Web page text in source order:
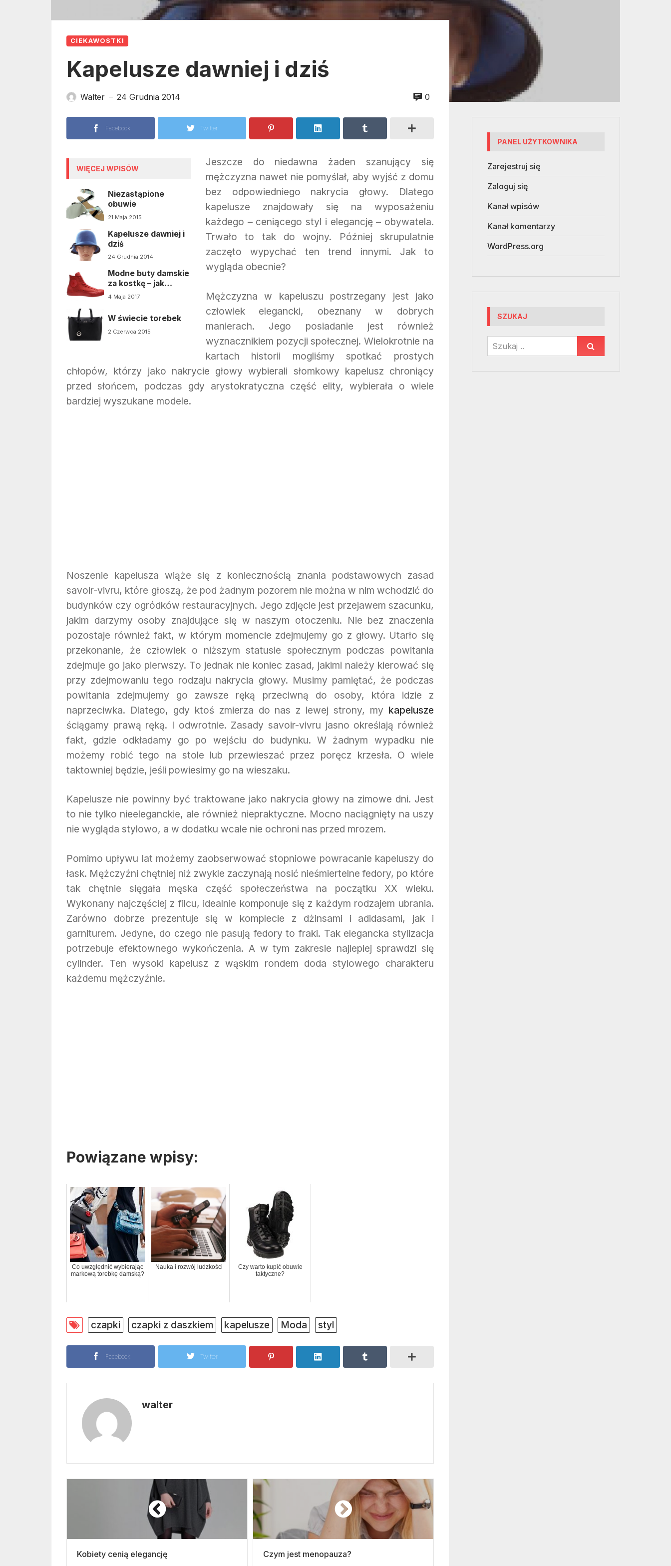
CIEKAWOSTKI
Kapelusze dawniej i dziś
Walter — 24 Grudnia 2014 0
Facebook Twitter
WIĘCEJ WPISÓW
Niezastąpione
obuwie
21 Maja 2015
Kapelusze dawniej i
dziś
24 Grudnia 2014
Modne buty damskie
za kostkę – jak
nosić?
4 Maja 2017
W świecie torebek
2 Czerwca 2015
Jeszcze do niedawna żaden szanujący się
mężczyzna nawet nie pomyślał, aby wyjść z domu
bez odpowiedniego nakrycia głowy. Dlatego
kapelusze znajdowały się na wyposażeniu
każdego – ceniącego styl i elegancję – obywatela.
Trwało to tak do wojny. Później skrupulatnie
zaczęto wypychać ten trend innymi. Jak to
wygląda obecnie?
Mężczyzna w kapeluszu postrzegany jest jako
człowiek elegancki, obeznany w dobrych
manierach. Jego posiadanie jest również
wyznacznikiem pozycji społecznej. Wielokrotnie na
kartach historii mogliśmy spotkać prostych
chłopów, którzy jako nakrycie głowy wybierali słomkowy kapelusz chroniący
przed słońcem, podczas gdy arystokratyczna część elity, wybierała o wiele
bardziej wyszukane modele.
Noszenie kapelusza wiąże się z koniecznością znania podstawowych zasad
savoir-vivru, które głoszą, że pod żadnym pozorem nie można w nim wchodzić do
budynków czy ogródków restauracyjnych. Jego zdjęcie jest przejawem szacunku,
jakim darzymy osoby znajdujące się w naszym otoczeniu. Nie bez znaczenia
pozostaje również fakt, w którym momencie zdejmujemy go z głowy. Utarło się
przekonanie, że człowiek o niższym statusie społecznym podczas powitania
zdejmuje go jako pierwszy. To jednak nie koniec zasad, jakimi należy kierować się
przy zdejmowaniu tego rodzaju nakrycia głowy. Musimy pamiętać, że podczas
powitania zdejmujemy go zawsze ręką przeciwną do osoby, która idzie z
naprzeciwka. Dlatego, gdy ktoś zmierza do nas z lewej strony, my kapelusze
ściągamy prawą ręką. I odwrotnie. Zasady savoir-vivru jasno określają również
fakt, gdzie odkładamy go po wejściu do budynku. W żadnym wypadku nie
możemy robić tego na stole lub przewieszać przez poręcz krzesła. O wiele
taktowniej będzie, jeśli powiesimy go na wieszaku.
Kapelusze nie powinny być traktowane jako nakrycia głowy na zimowe dni. Jest
to nie tylko nieeleganckie, ale również niepraktyczne. Mocno naciągnięty na uszy
nie wygląda stylowo, a w dodatku wcale nie ochroni nas przed mrozem.
Pomimo upływu lat możemy zaobserwować stopniowe powracanie kapeluszy do
łask. Mężczyźni chętniej niż zwykle zaczynają nosić nieśmiertelne fedory, po które
tak chętnie sięgała męska część społeczeństwa na początku XX wieku.
Wykonany najczęściej z filcu, idealnie komponuje się z każdym rodzajem ubrania.
Zarówno dobrze prezentuje się w komplecie z dżinsami i adidasami, jak i
garniturem. Jedyne, do czego nie pasują fedory to fraki. Tak elegancka stylizacja
potrzebuje efektownego wykończenia. A w tym zakresie najlepiej sprawdzi się
cylinder. Ten wysoki kapelusz z wąskim rondem doda stylowego charakteru
każdemu mężczyźnie.
Powiązane wpisy:
Co uwzględnić wybierając
markową torebkę damską?
Nauka i rozwój ludzkości
Czy warto kupić obuwie
taktyczne?
czapki czapki z daszkiem kapelusze Moda styl
Facebook Twitter
walter
Kobiety cenią elegancję Czym jest menopauza?
PANEL UŻYTKOWNIKA
Zarejestruj się
Zaloguj się
Kanał wpisów
Kanał komentarzy
WordPress.org
SZUKAJ